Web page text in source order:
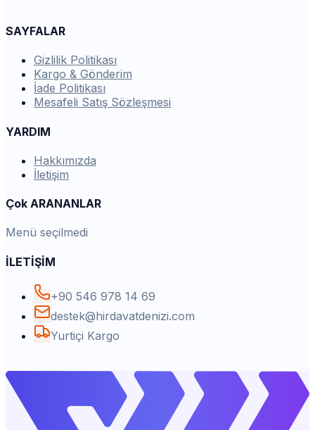
SAYFALAR
Gizlilik Politikası
Kargo & Gönderim
İade Politikası
Mesafeli Satış Sözleşmesi
YARDIM
Hakkımızda
İletişim
Çok ARANANLAR
Menü seçilmedi
İLETİŞİM
+90 546 978 14 69
destek@hirdavatdenizi.com
Yurtiçi Kargo